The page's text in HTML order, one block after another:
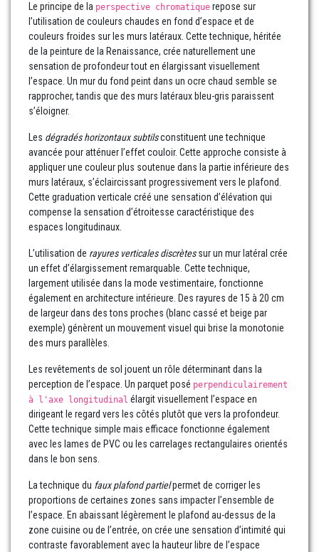
Le principe de la perspective chromatique repose sur
l’utilisation de couleurs chaudes en fond d’espace et de
couleurs froides sur les murs latéraux. Cette technique, héritée
de la peinture de la Renaissance, crée naturellement une
sensation de profondeur tout en élargissant visuellement
l’espace. Un mur du fond peint dans un ocre chaud semble se
rapprocher, tandis que des murs latéraux bleu-gris paraissent
s’éloigner.
Les dégradés horizontaux subtilsconstituent une technique
avancée pour atténuer l’effet couloir. Cette approche consiste à
appliquer une couleur plus soutenue dans la partie inférieure des
murs latéraux, s’éclaircissant progressivement vers le plafond.
Cette graduation verticale créé une sensation d’élévation qui
compense la sensation d’étroitesse caractéristique des
espaces longitudinaux.
L’utilisation de rayures verticales discrètessur un mur latéral crée
un effet d’élargissement remarquable. Cette technique,
largement utilisée dans la mode vestimentaire, fonctionne
également en architecture intérieure. Des rayures de 15 à 20 cm
de largeur dans des tons proches (blanc cassé et beige par
exemple) génèrent un mouvement visuel qui brise la monotonie
des murs parallèles.
Les revêtements de sol jouent un rôle déterminant dans la
perception de l’espace. Un parquet posé perpendiculairement
à l'axe longitudinal élargit visuellement l’espace en
dirigeant le regard vers les côtés plutôt que vers la profondeur.
Cette technique simple mais efficace fonctionne également
avec les lames de PVC ou les carrelages rectangulaires orientés
dans le bon sens.
La technique du faux plafond partielpermet de corriger les
proportions de certaines zones sans impacter l’ensemble de
l’espace. En abaissant légèrement le plafond au-dessus de la
zone cuisine ou de l’entrée, on crée une sensation d’intimité qui
contraste favorablement avec la hauteur libre de l’espace